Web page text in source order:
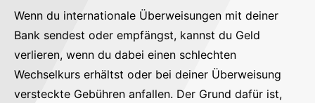
Wenn du internationale Überweisungen mit deiner
Bank sendest oder empfängst, kannst du Geld
verlieren, wenn du dabei einen schlechten
Wechselkurs erhältst oder bei deiner Überweisung
versteckte Gebühren anfallen. Der Grund dafür ist,